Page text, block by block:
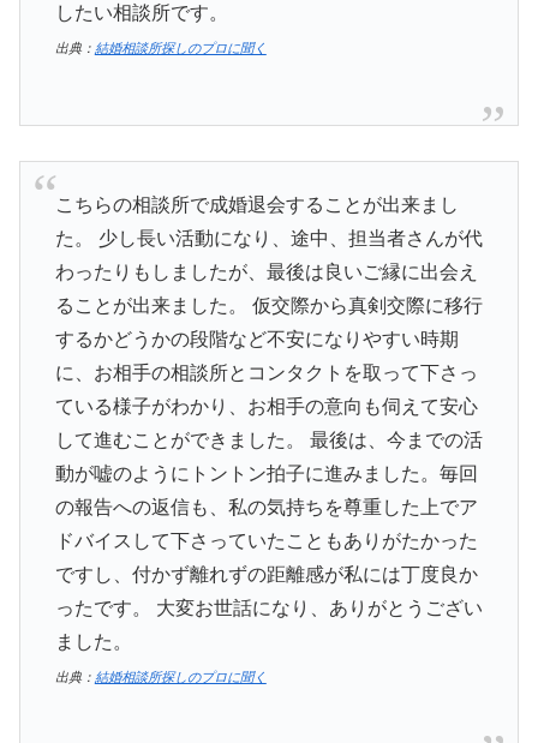
したい相談所です。
出典： 結婚相談所探しのプロに聞く
こちらの相談所で成婚退会することが出来まし
た。 少し長い活動になり、途中、担当者さんが代
わったりもしましたが、最後は良いご縁に出会え
ることが出来ました。 仮交際から真剣交際に移行
するかどうかの段階など不安になりやすい時期
に、お相手の相談所とコンタクトを取って下さっ
ている様子がわかり、お相手の意向も伺えて安心
して進むことができました。 最後は、今までの活
動が嘘のようにトントン拍子に進みました。毎回
の報告への返信も、私の気持ちを尊重した上でア
ドバイスして下さっていたこともありがたかった
ですし、付かず離れずの距離感が私には丁度良か
ったです。 大変お世話になり、ありがとうござい
ました。
出典： 結婚相談所探しのプロに聞く